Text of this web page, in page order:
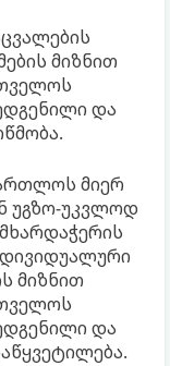
მიზნით
და
მიერ
უგზო-უკვლოდ
მიზნით
და